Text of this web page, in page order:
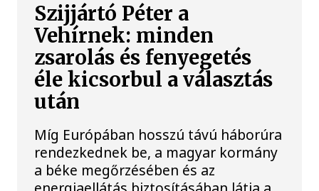
Szijjártó Péter a
Vehírnek: minden
zsarolás és fenyegetés
éle kicsorbul a választás
után
Míg Európában hosszú távú háborúra
rendezkednek be, a magyar kormány
a béke megőrzésében és az